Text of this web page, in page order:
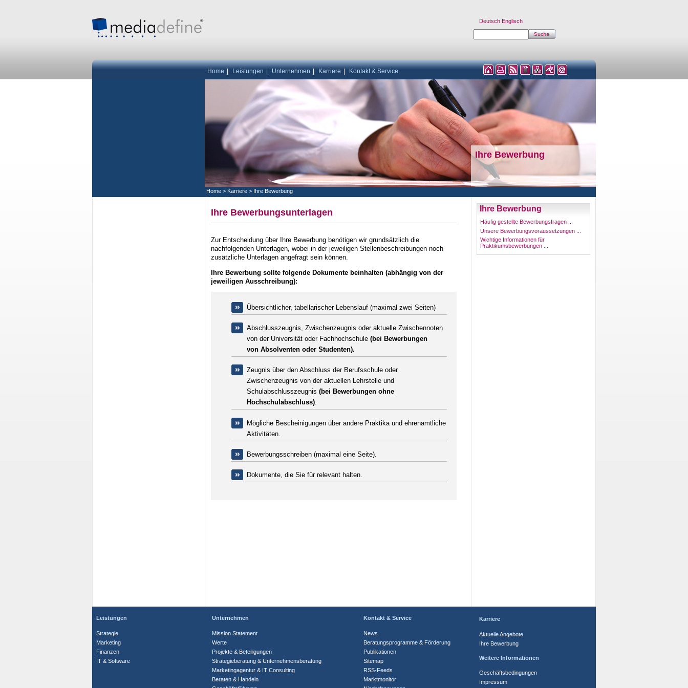
Home Leistungen Unternehmen Karriere Kontakt & Service
Deutsch Englisch
Home > Karriere > Ihre Bewerbung
Ihre Bewerbung
Ihre Bewerbungsunterlagen
Zur Entscheidung über Ihre Bewerbung benötigen wir grundsätzlich die
nachfolgenden Unterlagen, wobei in der jeweiligen Stellenbeschreibungen noch
zusätzliche Unterlagen angefragt sein können.
Ihre Bewerbung sollte folgende Dokumente beinhalten (abhängig von der
jeweiligen Ausschreibung):
Übersichtlicher, tabellarischer Lebenslauf (maximal zwei Seiten)
Abschlusszeugnis, Zwischenzeugnis oder aktuelle Zwischennoten
von der Universität oder Fachhochschule (bei Bewerbungen
von Absolventen oder Studenten).
Zeugnis über den Abschluss der Berufsschule oder
Zwischenzeugnis von der aktuellen Lehrstelle und
Schulabschlusszeugnis (bei Bewerbungen ohne
Hochschulabschluss).
Mögliche Bescheinigungen über andere Praktika und ehrenamtliche
Aktivitäten.
Bewerbungsschreiben (maximal eine Seite).
Dokumente, die Sie für relevant halten.
Ihre Bewerbung
Häufig gestellte Bewerbungsfragen ...
Unsere Bewerbungsvoraussetzungen ...
Wichtige Informationen für
Praktikumsbewerbungen ...
Leistungen
Strategie
Marketing
Finanzen
IT & Software
Unternehmen
Mission Statement
Werte
Projekte & Beteiligungen
Strategieberatung & Unternehmensberatung
Marketingagentur & IT Consulting
Beraten & Handeln
Kontakt & Service
News
Beratungsprogramme & Förderung
Publikationen
Sitemap
RSS-Feeds
Marktmonitor
Karriere
Aktuelle Angebote
Ihre Bewerbung
Weitere Informationen
Geschäftsbedingungen
Impressum